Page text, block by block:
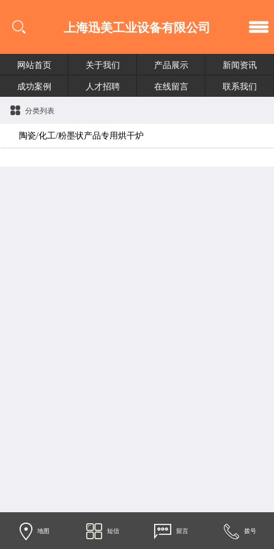
上海迅美工业设备有限公司
网站首页 关于我们 产品展示
新闻资讯
成功案例
人才招聘 在线留言 联系我们
分类列表
陶瓷/化工/粉墨状产品专用烘干炉
地图 短信 留言 拨号